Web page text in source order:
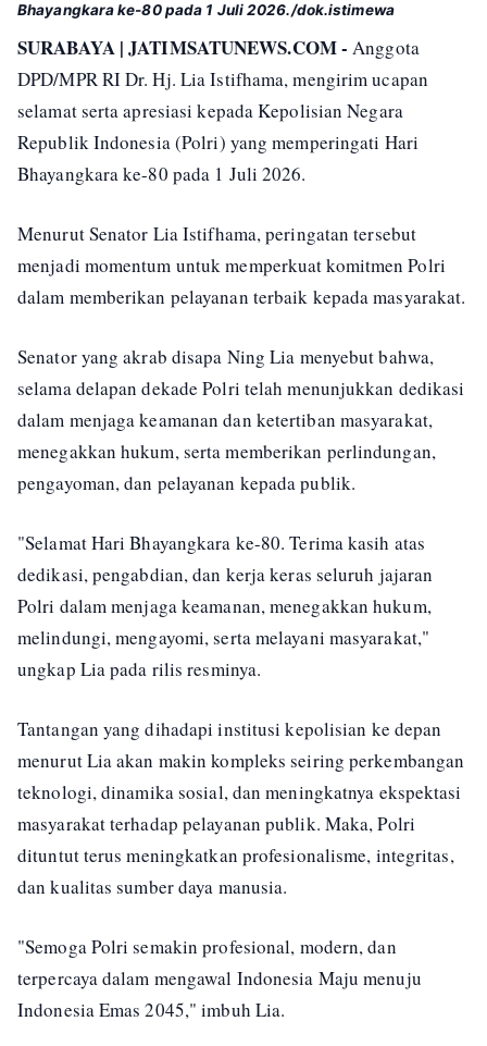
Bhayangkara ke-80 pada 1 Juli 2026./dok.istimewa
SURABAYA | JATIMSATUNEWS.COM - Anggota
DPD/MPR RI Dr. Hj. Lia Istifhama, mengirim ucapan
selamat serta apresiasi kepada Kepolisian Negara
Republik Indonesia (Polri) yang memperingati Hari
Bhayangkara ke-80 pada 1 Juli 2026.
Menurut Senator Lia Istifhama, peringatan tersebut
menjadi momentum untuk memperkuat komitmen Polri
dalam memberikan pelayanan terbaik kepada masyarakat.
Senator yang akrab disapa Ning Lia menyebut bahwa,
selama delapan dekade Polri telah menunjukkan dedikasi
dalam menjaga keamanan dan ketertiban masyarakat,
menegakkan hukum, serta memberikan perlindungan,
pengayoman, dan pelayanan kepada publik.
"Selamat Hari Bhayangkara ke-80. Terima kasih atas
dedikasi, pengabdian, dan kerja keras seluruh jajaran
Polri dalam menjaga keamanan, menegakkan hukum,
melindungi, mengayomi, serta melayani masyarakat,"
ungkap Lia pada rilis resminya.
Tantangan yang dihadapi institusi kepolisian ke depan
menurut Lia akan makin kompleks seiring perkembangan
teknologi, dinamika sosial, dan meningkatnya ekspektasi
masyarakat terhadap pelayanan publik. Maka, Polri
dituntut terus meningkatkan profesionalisme, integritas,
dan kualitas sumber daya manusia.
"Semoga Polri semakin profesional, modern, dan
terpercaya dalam mengawal Indonesia Maju menuju
Indonesia Emas 2045," imbuh Lia.